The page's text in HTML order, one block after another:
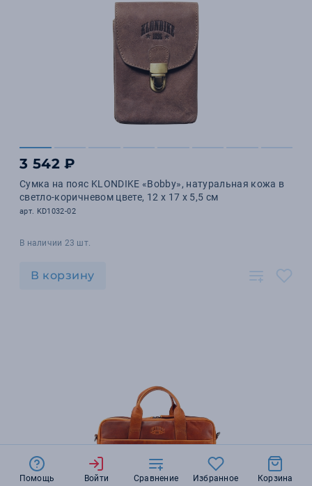
3 542 ₽
Сумка на пояс KLONDIKE «Bobby», натуральная кожа в
светло-коричневом цвете, 12 х 17 х 5,5 см
арт. KD1032-02
В наличии 23 шт.
В корзину
Помощь Войти Сравнение Избранное Корзина